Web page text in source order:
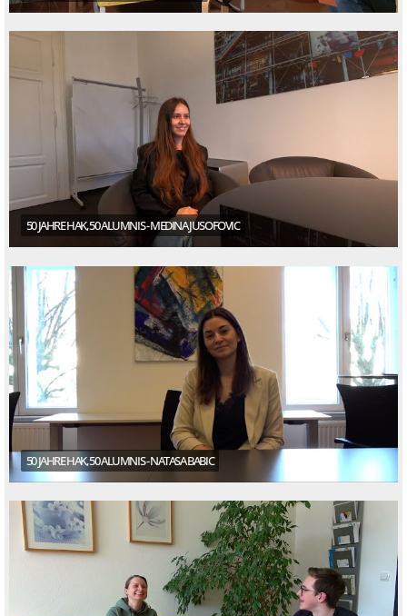
50 JAHRE HAK, 50 ALUMNIS - MEDINA JUSOFOVIC
50 JAHRE HAK, 50 ALUMNIS - NATASA BABIC